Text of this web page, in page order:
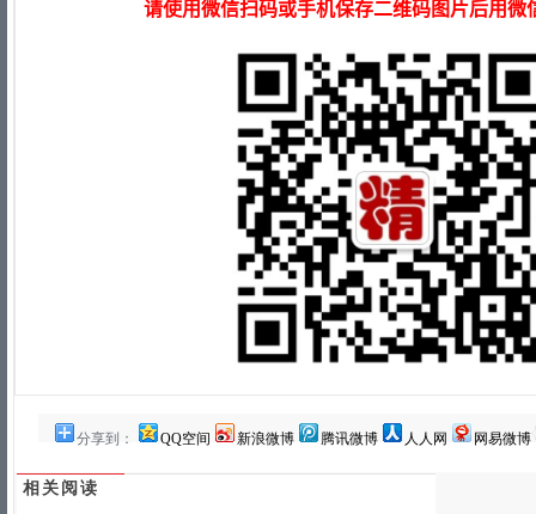
分享到： QQ空间 新浪微博 腾讯微博 人人网 网易微博
相关阅读